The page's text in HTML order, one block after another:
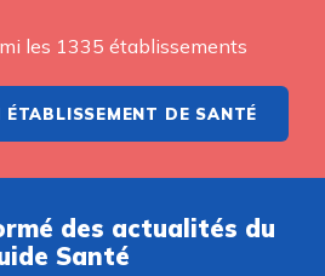
les 1335 établissements
ÉTABLISSEMENT DE SANTÉ
des actualités du
Santé